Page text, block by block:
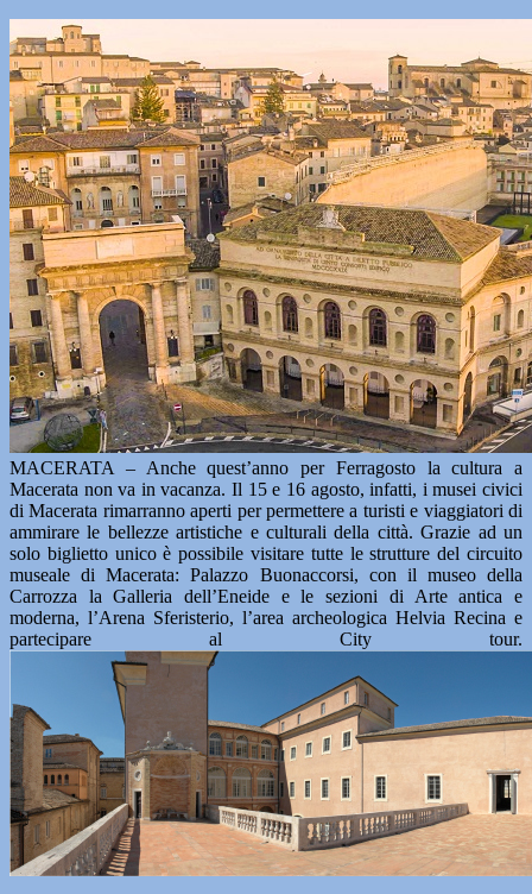
MACERATA – Anche quest’anno per Ferragosto la cultura a
Macerata non va in vacanza. Il 15 e 16 agosto, infatti, i musei civici
di Macerata rimarranno aperti per permettere a turisti e viaggiatori di
ammirare le bellezze artistiche e culturali della città. Grazie ad un
solo biglietto unico è possibile visitare tutte le strutture del circuito
museale di Macerata: Palazzo Buonaccorsi, con il museo della
Carrozza la Galleria dell’Eneide e le sezioni di Arte antica e
moderna, l’Arena Sferisterio, l’area archeologica Helvia Recina e
partecipare al City tour.